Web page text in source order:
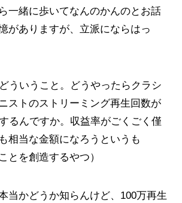
一緒に歩いてなんのかんのとお話
がありますが、立派にならはっ
ういうこと。どうやったらクラシ
ストのストリーミング再生回数が
るんですか。収益率がごくごく僅
相当な金額になろうというも
とを創造するやつ）
当かどうか知らんけど、100万再生